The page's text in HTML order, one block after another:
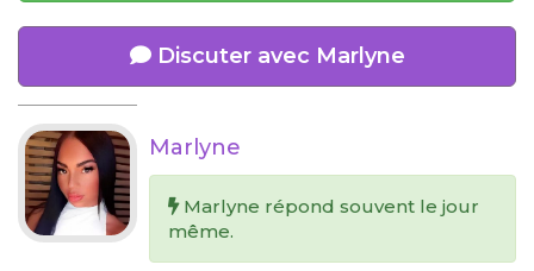
Discuter avec Marlyne
Marlyne
Marlyne répond souvent le jour
même.